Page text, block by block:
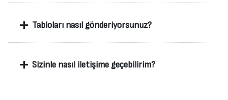
+ Tabloları nasıl gönderiyorsunuz?
+ Sizinle nasıl iletişime geçebilirim?